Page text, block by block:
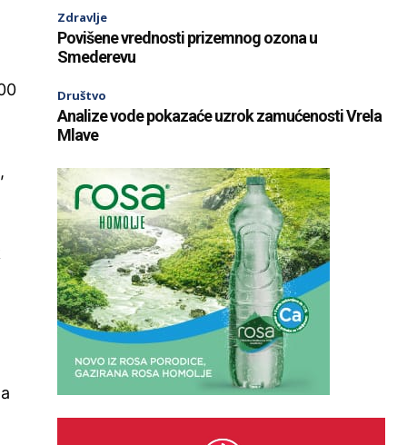
Zdravlje
Povišene vrednosti prizemnog ozona u
Smederevu
Društvo
Analize vode pokazaće uzrok zamućenosti Vrela
Mlave